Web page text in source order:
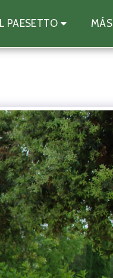
IL PAESETTO MÁS